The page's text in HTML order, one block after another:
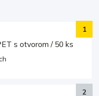
s otvorom / 50 ks